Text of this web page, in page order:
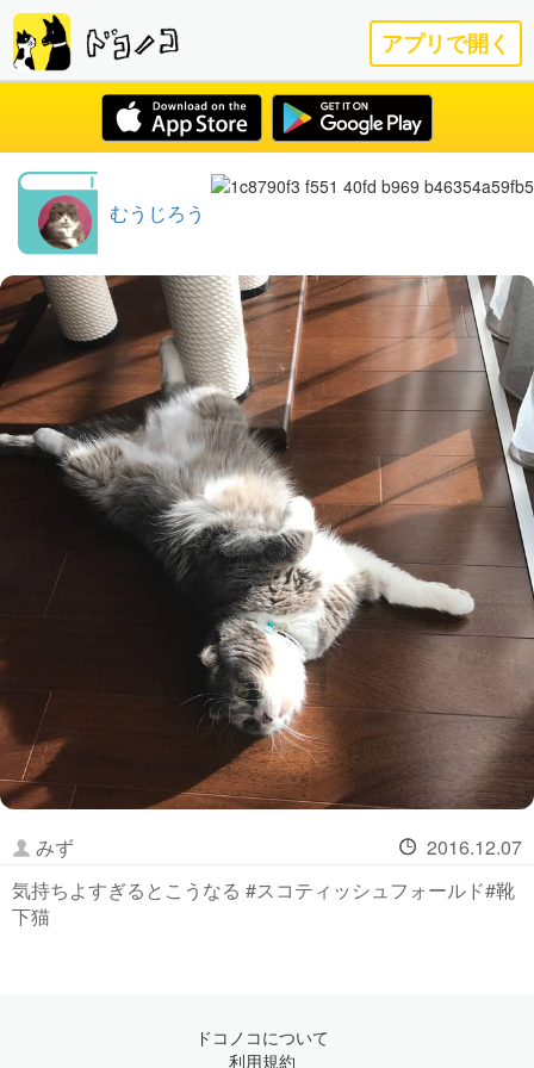
アプリで開く
むうじろう
みず
2016.12.07
気持ちよすぎるとこうなる #スコティッシュフォールド#靴
下猫
ドコノコについて
利用規約